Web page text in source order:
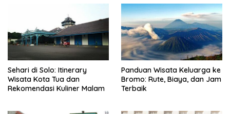
Sehari di Solo: Itinerary
Wisata Kota Tua dan
Rekomendasi Kuliner Malam
Panduan Wisata Keluarga ke
Bromo: Rute, Biaya, dan Jam
Terbaik